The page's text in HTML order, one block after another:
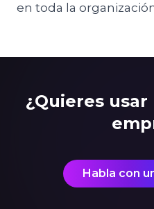
en toda la
¿Quieres usar
Habla con